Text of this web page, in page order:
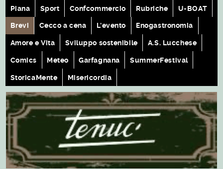
Piana Sport Confcommercio Rubriche U-BOAT
Brevi Cecco a cena L'evento Enogastronomia
Amore e Vita Sviluppo sostenibile A.S. Lucchese
Comics Meteo Garfagnana SummerFestival
StoricaMente Misericordia